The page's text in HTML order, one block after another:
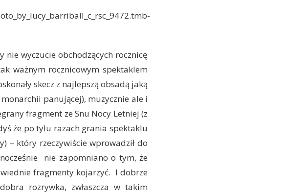
wyczucie obchodzących rocznicę
ważnym rocznicowym spektaklem
skecz z najlepszą obsadą jaką
panującej), muzycznie ale i
fragment ze Snu Nocy Letniej (z
że po tylu razach grania spektaklu
– który rzeczywiście wprowadził do
nie zapomniano o tym, że
fragmenty kojarzyć. I dobrze
rozrywka, zwłaszcza w takim